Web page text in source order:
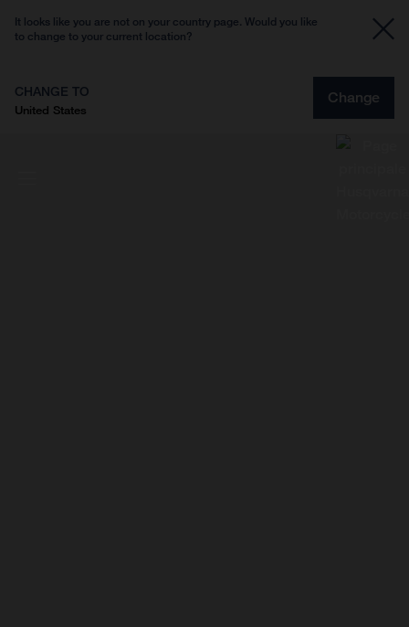
It looks like you are not on your country page. Would you like
to change to your current location?
CHANGE TO
United States
Change